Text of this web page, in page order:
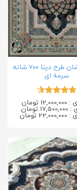
فرش کاشان طرح دینا ۷۰۰ شانه
سرمه ای
امتیاز4.5
از 5